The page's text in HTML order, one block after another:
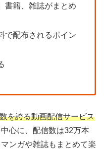
書籍、雑誌がまとめ
で配布されるポイン
を誇る動画配信サービス
心に、配信数は32万本
ンガや雑誌もまとめて楽